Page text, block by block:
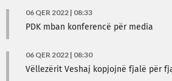
06 QER 2022 | 08:33
PDK mban konferencë për media
06 QER 2022 | 08:30
Vëllezërit Veshaj kopjojnë fjalë për